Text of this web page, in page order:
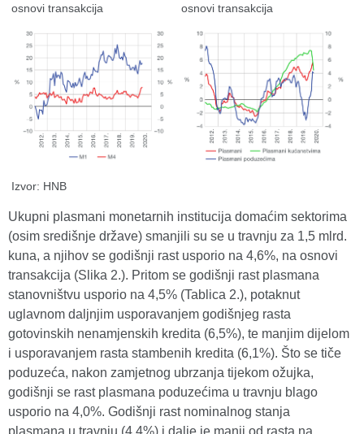
osnovi transakcija
osnovi transakcija
Izvor: HNB
Ukupni plasmani monetarnih institucija domaćim sektorima
(osim središnje države) smanjili su se u travnju za 1,5 mlrd.
kuna, a njihov se godišnji rast usporio na 4,6%, na osnovi
transakcija (Slika 2.). Pritom se godišnji rast plasmana
stanovništvu usporio na 4,5% (Tablica 2.), potaknut
uglavnom daljnjim usporavanjem godišnjeg rasta
gotovinskih nenamjenskih kredita (6,5%), te manjim dijelom
i usporavanjem rasta stambenih kredita (6,1%). Što se tiče
poduzeća, nakon zamjetnog ubrzanja tijekom ožujka,
godišnji se rast plasmana poduzećima u travnju blago
usporio na 4,0%. Godišnji rast nominalnog stanja
plasmana u travnju (4,4%) i dalje je manji od rasta na